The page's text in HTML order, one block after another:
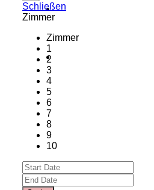
Schließen
Zimmer
Zimmer
1
2
3
4
5
6
7
8
9
10